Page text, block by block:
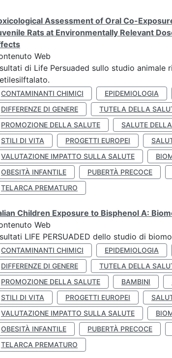
Assessment of Oral Co-
Rats at Environmentally Relevant
Web
di Life Persuaded sullo studio
CONTAMINANTI CHIMICI EPIDEMIOLOGIA
DIFFERENZE DI GENERE
TUTELA DELLA
PROMOZIONE DELLA SALUTE
SALUTE
STILI DI VITA
PROGETTI EUROPEI
VALUTAZIONE IMPATTO SULLA SALUTE
OBESITÀ INFANTILE
PUBERTÀ PRECOCE
TELARCA PREMATURO
Children Exposure to Bisphenol A:
Web
LIFE PERSUADED dello studio di
CONTAMINANTI CHIMICI EPIDEMIOLOGIA
DIFFERENZE DI GENERE
TUTELA DELLA
PROMOZIONE DELLA SALUTE
BAMBINI
STILI DI VITA
PROGETTI EUROPEI
VALUTAZIONE IMPATTO SULLA SALUTE
OBESITÀ INFANTILE
PUBERTÀ PRECOCE
TELARCA PREMATURO